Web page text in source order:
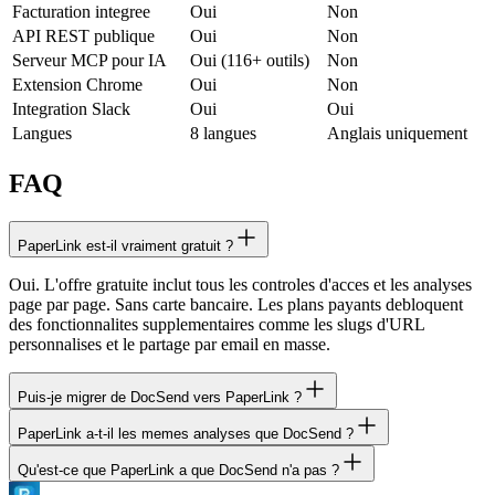
Facturation integree Oui
Non
API REST publique
Oui
Non
Serveur MCP pour IA
Oui (116+ outils)
Non
Extension Chrome
Oui
Non
Integration Slack
Oui
Oui
Langues
8 langues Anglais uniquement
FAQ
PaperLink est-il vraiment gratuit ?
Oui. L'offre gratuite inclut tous les controles d'acces et les analyses
page par page. Sans carte bancaire. Les plans payants debloquent
des fonctionnalites supplementaires comme les slugs d'URL
personnalises et le partage par email en masse.
Puis-je migrer de DocSend vers PaperLink ?
Oui. Chargez vos documents sur PaperLink et creez de nouveaux
liens de partage. Vos liens DocSend existants continueront de
fonctionner jusqu'a ce que vous resiliiez votre abonnement
PaperLink a-t-il les memes analyses que DocSend ?
PaperLink propose des analyses plus detaillees que DocSend. Les
Qu'est-ce que PaperLink a que DocSend n'a pas ?